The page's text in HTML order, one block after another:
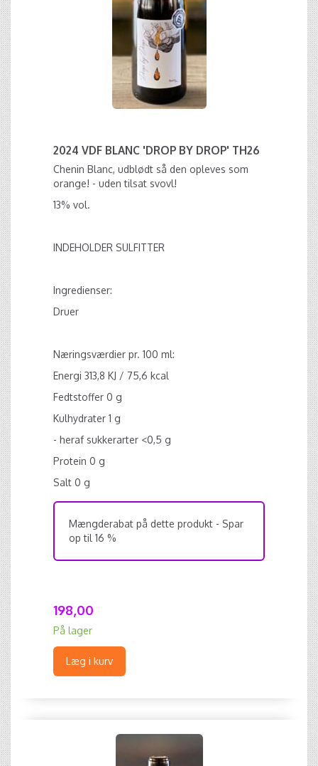
2024 VDF BLANC 'DROP BY DROP' TH26
Chenin Blanc, udblødt så den opleves som
orange! - uden tilsat svovl!
13% vol.
INDEHOLDER SULFITTER
Ingredienser:
Druer
Næringsværdier pr. 100 ml:
Energi 313,8 KJ / 75,6 kcal
Fedtstoffer 0 g
Kulhydrater 1 g
- heraf sukkerarter <0,5 g
Protein 0 g
Salt 0 g
Mængderabat på dette produkt - Spar
op til 16 %
198,00
På lager
Læg i kurv